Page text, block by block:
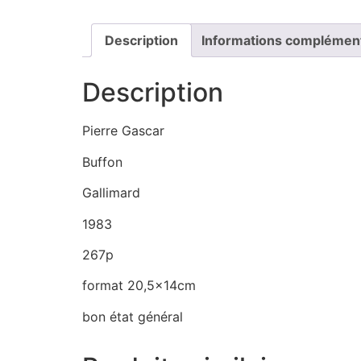
Description Informations
Description
Pierre Gascar
Buffon
Gallimard
1983
267p
format 20,5x14cm
bon état général